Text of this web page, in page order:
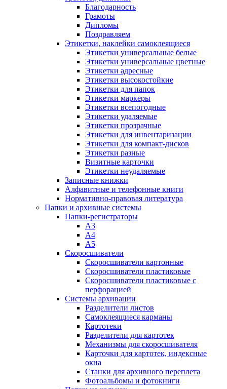
Благодарность
Грамоты
Дипломы
Поздравляем
Этикетки, наклейки самоклеящиеся
Этикетки универсальные белые
Этикетки универсальные цветные
Этикетки адресные
Этикетки высокостойкие
Этикетки для папок
Этикетки маркеры
Этикетки всепогодные
Этикетки удаляемые
Этикетки прозрачные
Этикетки для инвентаризации
Этикетки для компакт-дисков
Этикетки разные
Визитные карточки
Этикетки неудаляемые
Записные книжки
Алфавитные и телефонные книги
Нормативно-правовая литература
Папки и архивные системы
Папки-регистраторы
А3
А4
А5
Скоросшиватели
Скоросшиватели картонные
Скоросшиватели пластиковые
Скоросшиватели пластиковые с
перфорацией
Системы архивации
Разделители листов
Самоклеящиеся карманы
Картотеки
Разделители для картотек
Механизмы для скоросшивателя
Карточки для картотек, индексные
окна
Станки для архивного переплета
Фотоальбомы и фотокниги